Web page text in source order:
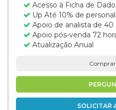
Acesso à Ficha de
Up Até 10% de
Apoio de analista de
Apoio pós-venda 72
Atualização Anual
SOLICITAR